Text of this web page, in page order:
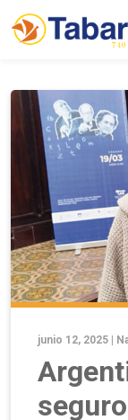
junio 12, 2025 |